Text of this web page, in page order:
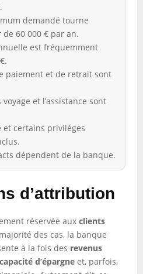
demandé tourne
60 000 € par an.
est fréquemment
paiement et de retrait sont
voyage et l’assistance sont
et certains privilèges
dépendent de la banque.
d’attribution
réservée aux clients
des cas, la banque
à la fois des revenus
d’épargne et, parfois,